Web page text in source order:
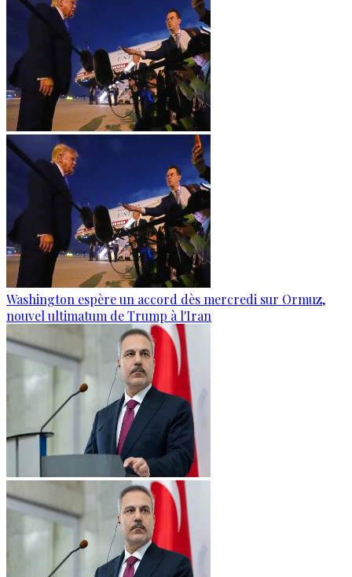
Washington espère un accord dès mercredi sur Ormuz,
nouvel ultimatum de Trump à l'Iran